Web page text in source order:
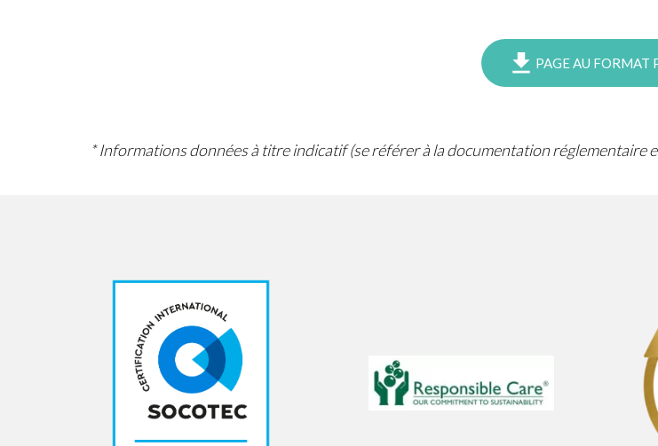
PAGE AU FORMAT
* Informations données à titre indicatif (se référer à la documentation réglementaire